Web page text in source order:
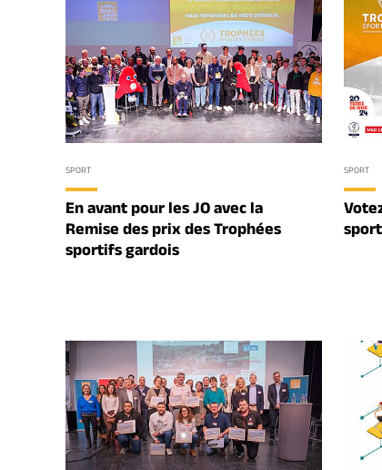
SPORT
En avant pour les JO avec la
Remise des prix des Trophées
sportifs gardois
SPORT